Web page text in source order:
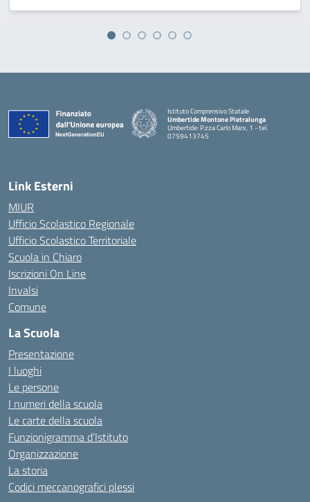
Istituto Comprensivo Statale
Umbertide Montone Pietralunga
Umbertide: P.zza Carlo Marx, 1 - tel.
0759413745
Link Esterni
MIUR
Ufficio Scolastico Regionale
Ufficio Scolastico Territoriale
Scuola in Chiaro
Iscrizioni On Line
Invalsi
Comune
La Scuola
Presentazione
I luoghi
Le persone
I numeri della scuola
Le carte della scuola
Funzionigramma d’Istituto
Organizzazione
La storia
Codici meccanografici plessi